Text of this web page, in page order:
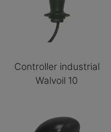
Controller industrial
Walvoil 10